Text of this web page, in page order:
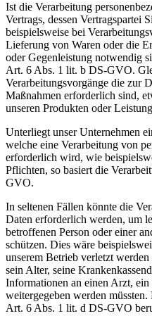
Ist die Verarbeitung
Vertrags, dessen Vertragspartei
beispielsweise bei
Lieferung von Waren oder die
oder Gegenleistung notwendig
Art. 6 Abs. 1 lit. b DS-GVO.
Verarbeitungsvorgänge die zur
Maßnahmen erforderlich sind,
unseren Produkten oder
Unterliegt unser Unternehmen
welche eine Verarbeitung von
erforderlich wird, wie
Pflichten, so basiert die
GVO.
In seltenen Fällen könnte die
Daten erforderlich werden, um
betroffenen Person oder einer
schützen. Dies wäre
unserem Betrieb verletzt
sein Alter, seine
Informationen an einen Arzt,
weitergegeben werden
Art. 6 Abs. 1 lit. d DS-GVO